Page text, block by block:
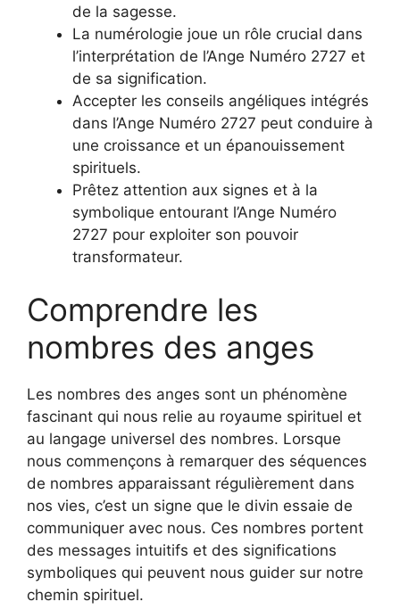
de la sagesse.
La numérologie joue un rôle crucial dans
l’interprétation de l’Ange Numéro 2727 et
de sa signification.
Accepter les conseils angéliques intégrés
dans l’Ange Numéro 2727 peut conduire à
une croissance et un épanouissement
spirituels.
Prêtez attention aux signes et à la
symbolique entourant l’Ange Numéro
2727 pour exploiter son pouvoir
transformateur.
Comprendre les
nombres des anges
Les nombres des anges sont un phénomène
fascinant qui nous relie au royaume spirituel et
au langage universel des nombres. Lorsque
nous commençons à remarquer des séquences
de nombres apparaissant régulièrement dans
nos vies, c’est un signe que le divin essaie de
communiquer avec nous. Ces nombres portent
des messages intuitifs et des significations
symboliques qui peuvent nous guider sur notre
chemin spirituel.